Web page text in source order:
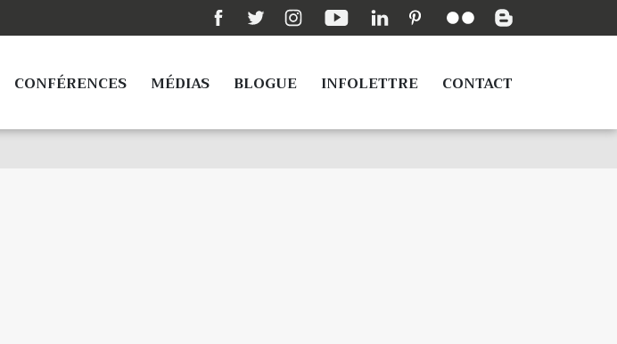
CONFÉRENCES MÉDIAS BLOGUE INFOLETTRE CONTACT